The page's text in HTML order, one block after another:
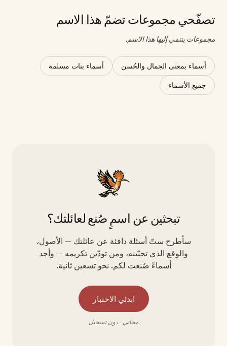
تصفّحي مجموعات تضمّ هذا الاسم
مجموعات ينتمي إليها هذا الاسم.
أسماء بمعنى الجمال والحُسن أسماء بنات مسلمة
جميع الأسماء
تبحثين عن اسمٍ صُنع لعائلتك؟
سأطرح ستّ أسئلة دافئة عن عائلتك — الأصول،
والوقع الذي تحبّينه، ومن تودّين تكريمه — وأجد
أسماءً صُنعت لكم. نحو تسعين ثانية.
ابدئي الاختبار
مجاني · دون تسجيل